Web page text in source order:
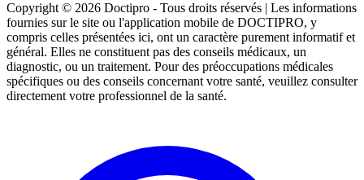
Copyright © 2026 Doctipro - Tous droits réservés | Les informations
fournies sur le site ou l'application mobile de DOCTIPRO, y
compris celles présentées ici, ont un caractère purement informatif et
général. Elles ne constituent pas des conseils médicaux, un
diagnostic, ou un traitement. Pour des préoccupations médicales
spécifiques ou des conseils concernant votre santé, veuillez consulter
directement votre professionnel de la santé.